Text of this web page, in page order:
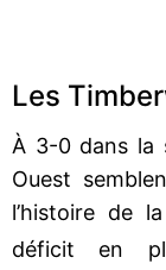
Les
À 3-0 dans la
Ouest
l’histoire de
déficit en